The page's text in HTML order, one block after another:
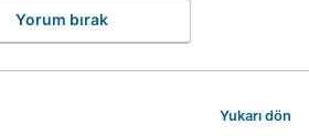
Yorum bırak
Yukarı dön